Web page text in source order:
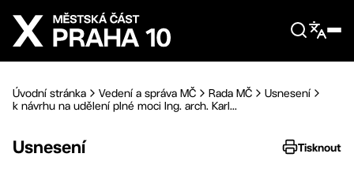
Přejít na hlavní obsah
Úvodní stránka Vedení a správa MČ Rada MČ
Usnesení
k návrhu na udělení plné moci Ing. arch. Karl...
Usnesení Tisknout